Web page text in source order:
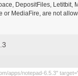
DepositFiles, Letitbit,
or MediaFire, are not